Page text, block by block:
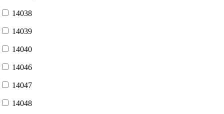
14038
14039
14040
14046
14047
14048